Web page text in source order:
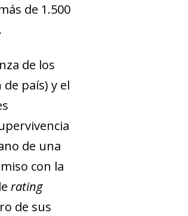
de 1.500
de los
país) y el
de una
con la
rating
de sus